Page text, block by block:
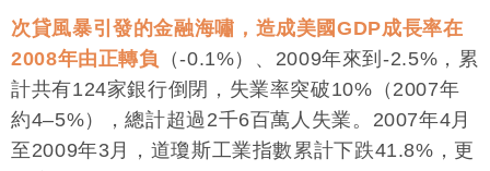
次貸風暴引發的金融海嘯，造成美國GDP成長率在
2008年由正轉負 （-0.1%）、2009年來到-2.5%，累
計共有124家銀行倒閉，失業率突破10%（2007年
約4–5%），總計超過2千6百萬人失業。2007年4月
至2009年3月，道瓊斯工業指數累計下跌41.8%，更